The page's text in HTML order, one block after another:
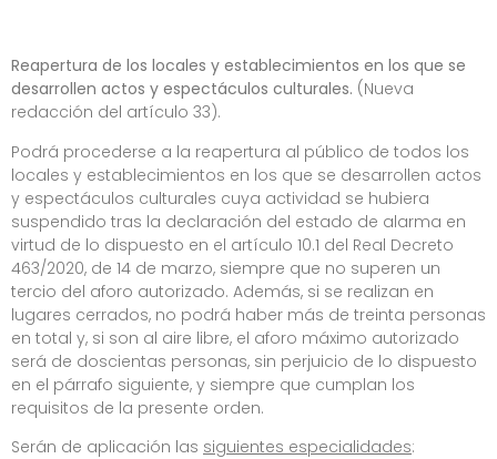
Reapertura de los locales y establecimientos en los que se
desarrollen actos y espectáculos culturales. (Nueva
redacción del artículo 33).
Podrá procederse a la reapertura al público de todos los
locales y establecimientos en los que se desarrollen actos
y espectáculos culturales cuya actividad se hubiera
suspendido tras la declaración del estado de alarma en
virtud de lo dispuesto en el artículo 10.1 del Real Decreto
463/2020, de 14 de marzo, siempre que no superen un
tercio del aforo autorizado. Además, si se realizan en
lugares cerrados, no podrá haber más de treinta personas
en total y, si son al aire libre, el aforo máximo autorizado
será de doscientas personas, sin perjuicio de lo dispuesto
en el párrafo siguiente, y siempre que cumplan los
requisitos de la presente orden.
Serán de aplicación las siguientes especialidades: